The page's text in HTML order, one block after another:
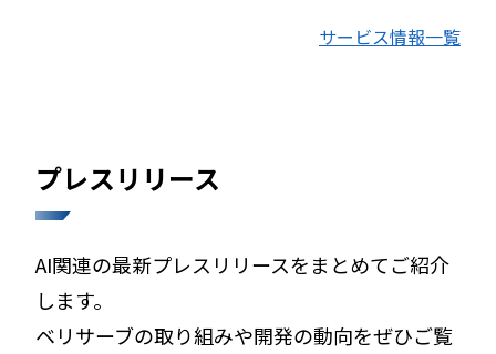
サービス情報一覧
プレスリリース
AI関連の最新プレスリリースをまとめてご紹介
します。
ベリサーブの取り組みや開発の動向をぜひご覧